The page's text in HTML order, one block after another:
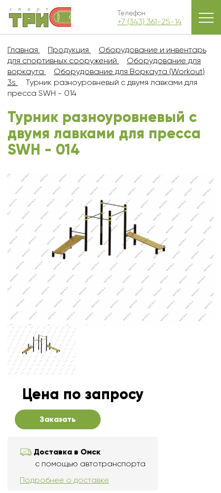
Телефон
+7 (343) 361-25-14
Главная Продукция
Оборудование и инвентарь
для спортивных сооружений
Оборудование для
воркаута
Оборудование для Воркаута (Workout)
3s
Турник разноуровневый с двумя лавками для
пресса SWH - 014
Турник разноуровневый с
двумя лавками для пресса
SWH - 014
Цена по запросу
Заказать
Доставка в Омск
с помощью автотранспорта
Подробнее о доставке